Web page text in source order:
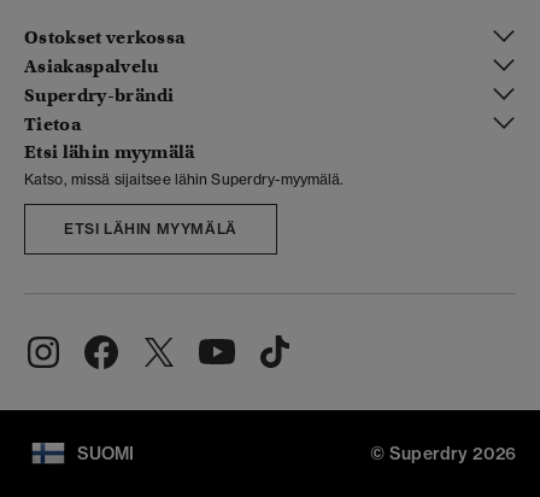
Ostokset verkossa
Asiakaspalvelu
Superdry-brändi
Tietoa
Etsi lähin myymälä
Katso, missä sijaitsee lähin Superdry-myymälä.
ETSI LÄHIN MYYMÄLÄ
SUOMI © Superdry 2026